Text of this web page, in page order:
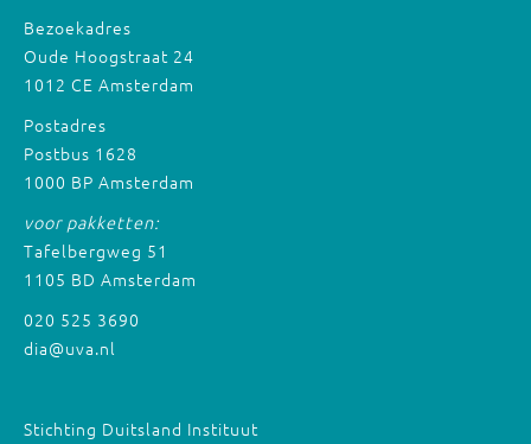
Bezoekadres
Oude Hoogstraat 24
1012 CE Amsterdam
Postadres
Postbus 1628
1000 BP Amsterdam
voor pakketten:
Tafelbergweg 51
1105 BD Amsterdam
020 525 3690
dia@uva.nl
Stichting Duitsland Instituut